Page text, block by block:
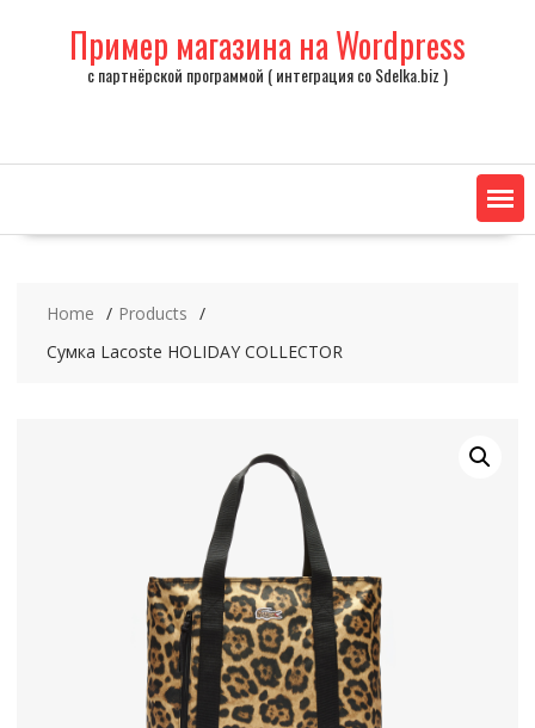
Пример магазина на Wordpress
с партнёрской программой ( интеграция со Sdelka.biz )
Home
Products
Сумка Lacoste HOLIDAY COLLECTOR